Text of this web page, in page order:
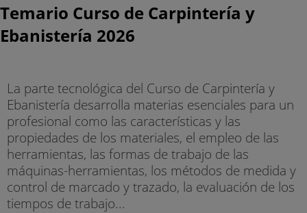
Temario Curso de Carpintería y
Ebanistería 2026
La parte tecnológica del Curso de Carpintería y
Ebanistería desarrolla materias esenciales para un
profesional como las características y las
propiedades de los materiales, el empleo de las
herramientas, las formas de trabajo de las
máquinas-herramientas, los métodos de medida y
control de marcado y trazado, la evaluación de los
tiempos de trabajo...